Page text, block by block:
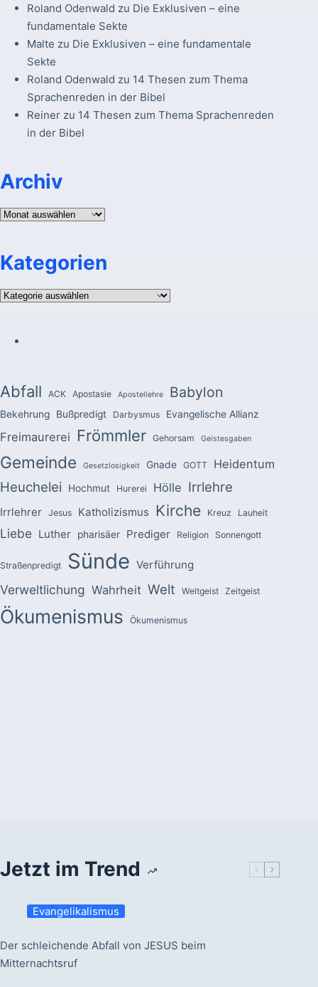
Roland Odenwald zu Die Exklusiven – eine
fundamentale Sekte
Malte zu Die Exklusiven – eine fundamentale
Sekte
Roland Odenwald zu 14 Thesen zum Thema
Sprachenreden in der Bibel
Reinerzu 14 Thesen zum Thema Sprachenreden
in der Bibel
Archiv
Archiv
Kategorien
Kategorien
Abfall ACK Apostasie Apostellehre Babylon
Bekehrung Bußpredigt Darbysmus Evangelische Allianz
Freimaurerei Frömmler Gehorsam Geistesgaben
Gemeinde Gesetzlosigkeit Gnade GOTT Heidentum
Heuchelei Hochmut Hurerei Hölle Irrlehre
Irrlehrer Jesus Katholizismus Kirche Kreuz Lauheit
Liebe Luther pharisäer Prediger Religion Sonnengott
Straßenpredigt Sünde Verführung
Verweltlichung Wahrheit Welt Weltgeist Zeitgeist
Ökumenismus Ökumenismus
Jetzt im Trend
Evangelikalismus
Der schleichende Abfall von JESUS beim
Mitternachtsruf